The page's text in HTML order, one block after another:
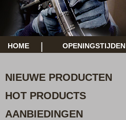
HOME OPENINGSTIJDEN
NIEUWE PRODUCTEN
HOT PRODUCTS
AANBIEDINGEN